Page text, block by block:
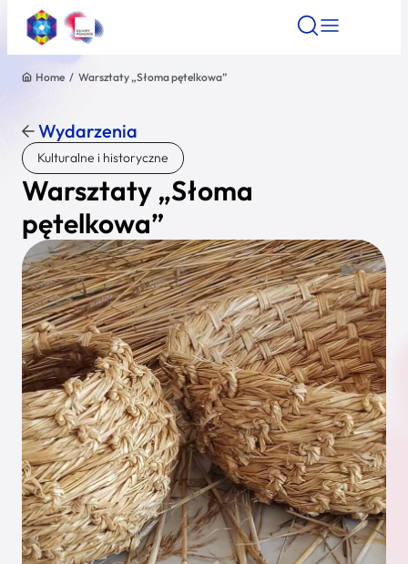
Znajdź atrakcję
Nazwa atrakcji
Miasto
Kategoria
Wyszukaj
Home / Warsztaty „Słoma pętelkowa”
Wydarzenia
Kulturalne i historyczne
Warsztaty „Słoma
pętelkowa”